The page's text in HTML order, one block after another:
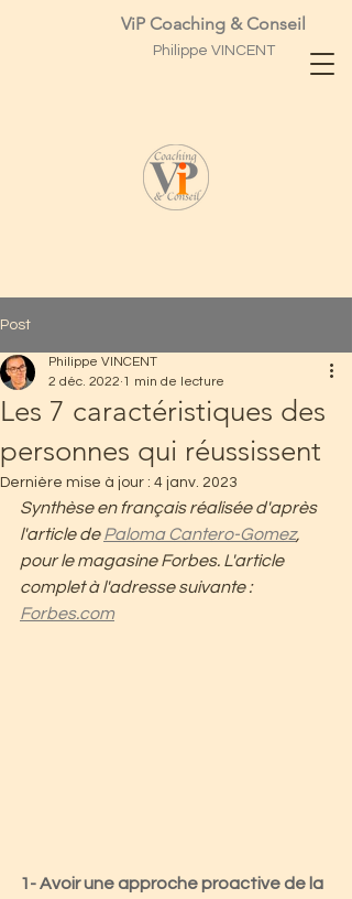
ViP Coaching & Conseil
Philippe VINCENT
Post
Les 7 caractéristiques des
personnes qui réussissent
Philippe VINCENT
2 déc. 2022 1 min de lecture
Dernière mise à jour : 4 janv. 2023
Synthèse en français réalisée d'après
l'article de Paloma Cantero-Gomez,
pour le magasine Forbes. L'article
complet à l'adresse suivante :
Forbes.com
1- Avoir une approche proactive de la